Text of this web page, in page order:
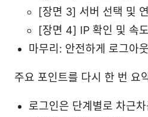
[장면 3] 서버 선택 및
[장면 4] IP 확인 및 속
마무리: 안전하게 로그아
주요 포인트를 다시 한 번 요
로그인은 단계별로 차근